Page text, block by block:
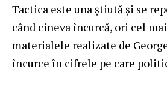
Tactica este una știută și se
când cineva încurcă, ori cel
materialele realizate de
încurce în cifrele pe care